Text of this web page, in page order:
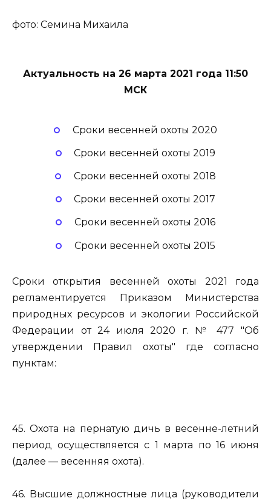
фото: Семина Михаила
Актуальность на 26 марта 2021 года 11:50
МСК
Сроки весенней охоты 2020
Сроки весенней охоты 2019
Сроки весенней охоты 2018
Сроки весенней охоты 2017
Сроки весенней охоты 2016
Сроки весенней охоты 2015
Сроки открытия весенней охоты 2021 года
регламентируется Приказом Министерства
природных ресурсов и экологии Российской
Федерации от 24 июля 2020 г. № 477 "Об
утверждении Правил охоты" где согласно
пунктам:
45. Охота на пернатую дичь в весенне-летний
период осуществляется с 1 марта по 16 июня
(далее — весенняя охота).
46. Высшие должностные лица (руководители